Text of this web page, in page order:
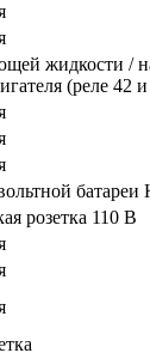
жидкости /
(реле 42
батареи
розетка 110 В